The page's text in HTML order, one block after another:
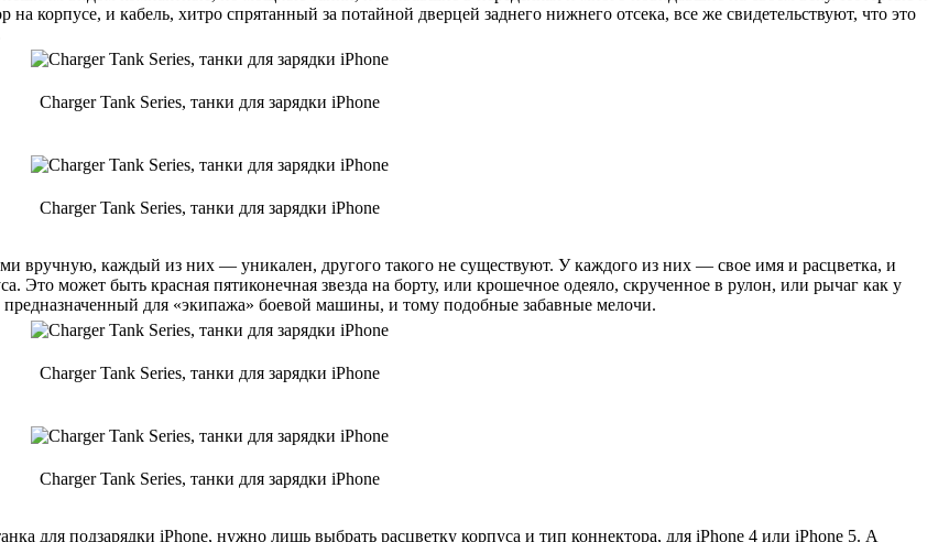
корпусе, и кабель, хитро спрятанный за потайной дверцей заднего нижнего отсека, все же свидетельствуют, что это
Charger Tank Series, танки для зарядки iPhone
Charger Tank Series, танки для зарядки iPhone
вручную, каждый из них — уникален, другого такого не существуют. У каждого из них — свое имя и расцветка, и
Это может быть красная пятиконечная звезда на борту, или крошечное одеяло, скрученное в рулон, или рычаг как у
для «экипажа» боевой машины, и тому подобные забавные мелочи.
Charger Tank Series, танки для зарядки iPhone
Charger Tank Series, танки для зарядки iPhone
для подзарядки iPhone, нужно лишь выбрать расцветку корпуса и тип коннектора, для iPhone 4 или iPhone 5. А